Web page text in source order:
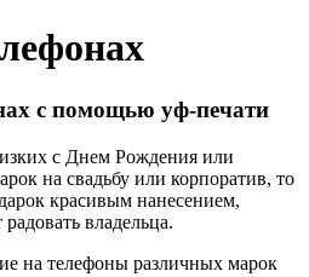
с помощью уф-печати
с Днем Рождения или
на свадьбу или корпоратив, то
красивым нанесением,
владельца.
на телефоны различных марок